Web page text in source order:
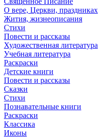
О вере, Церкви, праздниках
Жития, жизнеописания
Стихи
Повести и рассказы
Художественная литература
Учебная литература
Раскраски
Детские книги
Повести и рассказы
Сказки
Стихи
Познавательные книги
Раскраски
Классика
Иконы